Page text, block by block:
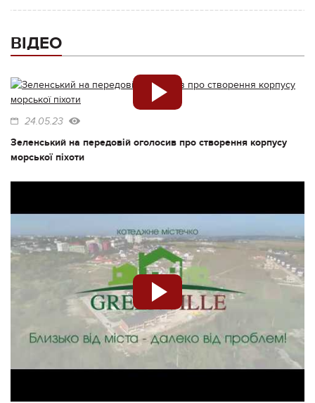
ВІДЕО
24.05.23
Зеленський на передовій оголосив про створення корпусу
морської піхоти